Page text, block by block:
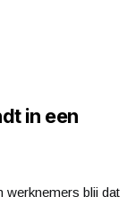
in een
werknemers blij dat